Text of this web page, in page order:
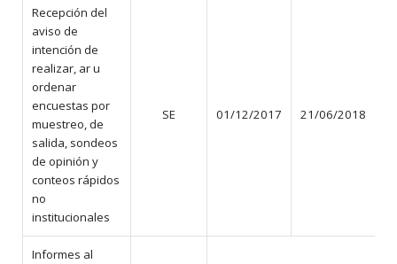
Recepción del
aviso de
intención de
realizar, ar u
ordenar
encuestas por
muestreo, de
salida, sondeos
de opinión y
conteos rápidos
no
institucionales
SE 01/12/2017 21/06/2018
Informes al